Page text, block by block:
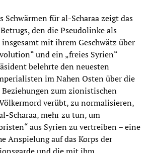
Schwärmen für al-Scharaa zeigt das
den die Pseudolinke als
mit ihrem Geschwätz über
und ein „freies Syrien“
belehrte den neuesten
im Nahen Osten über die
zum zionistischen
verübt, zu normalisieren,
Scharaa, mehr zu tun, um
aus Syrien zu vertreiben – eine
Anspielung auf das Korps der